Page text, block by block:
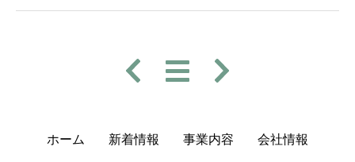
ホーム 新着情報 事業内容 会社情報